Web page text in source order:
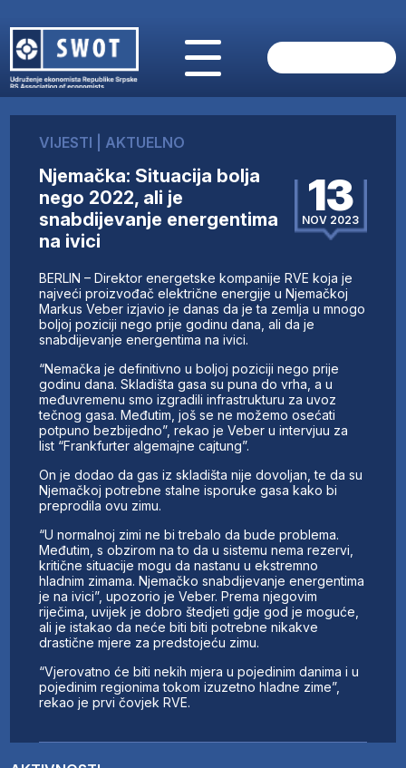
O NAMA
AKTUELNO
ANALIZE
KOMPANIJE
FINANSIJE
IZ STRANIH MEDIJA
AKTIVNOSTI
SWOT INTERVJU
UČLANI SE
KONTAKT
VIJESTI AKTUELNO
Njemačka: Situacija bolja
nego 2022, ali je
snabdijevanje energentima
na ivici
13
NOV 2023
BERLIN – Direktor energetske kompanije RVE koja je
najveći proizvođač električne energije u Njemačkoj
Markus Veber izjavio je danas da je ta zemlja u mnogo
boljoj poziciji nego prije godinu dana, ali da je
snabdijevanje energentima na ivici.
“Nemačka je definitivno u boljoj poziciji nego prije
godinu dana. Skladišta gasa su puna do vrha, a u
međuvremenu smo izgradili infrastrukturu za uvoz
tečnog gasa. Međutim, još se ne možemo osećati
potpuno bezbijedno”, rekao je Veber u intervjuu za
list “Frankfurter algemajne cajtung”.
On je dodao da gas iz skladišta nije dovoljan, te da su
Njemačkoj potrebne stalne isporuke gasa kako bi
preprodila ovu zimu.
“U normalnoj zimi ne bi trebalo da bude problema.
Međutim, s obzirom na to da u sistemu nema rezervi,
kritične situacije mogu da nastanu u ekstremno
hladnim zimama. Njemačko snabdijevanje energentima
je na ivici”, upozorio je Veber. Prema njegovim
riječima, uvijek je dobro štedjeti gdje god je moguće,
ali je istakao da neće biti biti potrebne nikakve
drastične mjere za predstojeću zimu.
“Vjerovatno će biti nekih mjera u pojedinim danima i u
pojedinim regionima tokom izuzetno hladne zime”,
rekao je prvi čovjek RVE.